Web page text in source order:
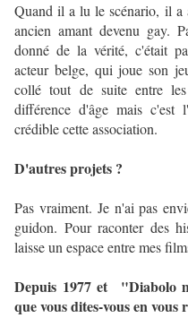
Quand il a lu le scénario, il a
ancien amant devenu gay.
donné de la vérité, c'était
acteur belge, qui joue son
collé tout de suite entre
différence d'âge mais c'est
crédible cette association.
D'autres projets ?
Pas vraiment. Je n'ai pas
guidon. Pour raconter des
laisse un espace entre mes
Depuis 1977 et "Diabolo
que vous dites-vous en